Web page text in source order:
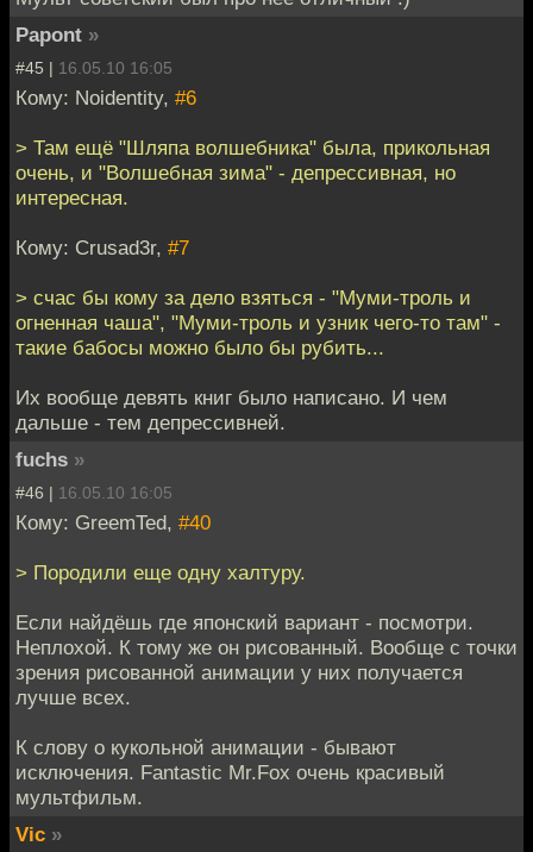
Papont »
#45 | 16.05.10 16:05
Кому: Noidentity, #6
> Там ещё "Шляпа волшебника" была, прикольная
очень, и "Волшебная зима" - депрессивная, но
интересная.
Кому: Crusad3r, #7
> счас бы кому за дело взяться - "Муми-троль и
огненная чаша", "Муми-троль и узник чего-то там" -
такие бабосы можно было бы рубить...
Их вообще девять книг было написано. И чем
дальше - тем депрессивней.
fuchs »
#46 | 16.05.10 16:05
Кому: GreemTed, #40
> Породили еще одну халтуру.
Если найдёшь где японский вариант - посмотри.
Неплохой. К тому же он рисованный. Вообще с точки
зрения рисованной анимации у них получается
лучше всех.
К слову о кукольной анимации - бывают
исключения. Fantastic Mr.Fox очень красивый
мультфильм.
Vic »